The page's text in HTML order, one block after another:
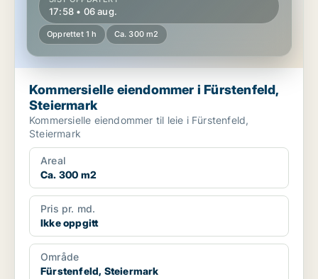
17:58 • 06 aug.
Opprettet 1 h Ca. 300 m2
Kommersielle eiendommer i Fürstenfeld,
Steiermark
Kommersielle eiendommer til leie i Fürstenfeld,
Steiermark
Areal
Ca. 300 m2
Pris pr. md.
Ikke oppgitt
Område
Fürstenfeld, Steiermark